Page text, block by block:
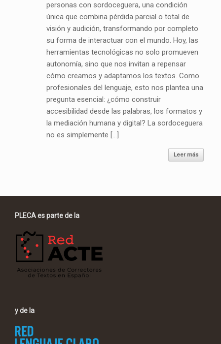
personas con sordoceguera, una condición
única que combina pérdida parcial o total de
visión y audición, transformando por completo
su forma de interactuar con el mundo. Hoy, las
herramientas tecnológicas no solo promueven
autonomía, sino que nos invitan a repensar
cómo creamos y adaptamos los textos. Como
profesionales del lenguaje, esto nos plantea una
pregunta esencial: ¿cómo construir
accesibilidad desde las palabras, los formatos y
la mediación humana y digital? La sordoceguera
no es simplemente […]
Leer más
PLECA es parte de la
y de la